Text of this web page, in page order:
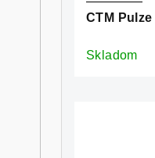
CTM
Skladom